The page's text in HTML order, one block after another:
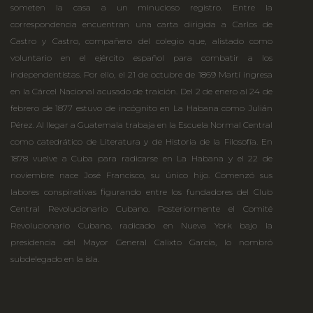
someten la casa a un minucioso registro. Entre la
correspondencia encuentran una carta dirigida a Carlos de
Castro y Castro, compañero del colegio que, alistado como
voluntario en el ejército español para combatir a los
independentistas. Por ello, el 21 de octubre de 1869 Martí ingresa
en la Cárcel Nacional acusado de traición. Del 2 de enero al 24 de
febrero de 1877 estuvo de incógnito en La Habana como Julián
Pérez. Al llegar a Guatemala trabaja en la Escuela Normal Central
como catedrático de Literatura y de Historia de la Filosofía. En
1878 vuelve a Cuba para radicarse en La Habana y el 22 de
noviembre nace José Francisco, su único hijo. Comenzó sus
labores conspirativas figurando entre los fundadores del Club
Central Revolucionario Cubano. Posteriormente el Comité
Revolucionario Cubano, radicado en Nueva York bajo la
presidencia del Mayor General Calixto García, lo nombró
subdelegado en la isla.